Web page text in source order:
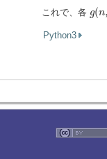
これで、各 g(n,
(
Python3